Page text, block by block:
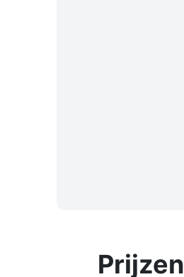
Prijzen